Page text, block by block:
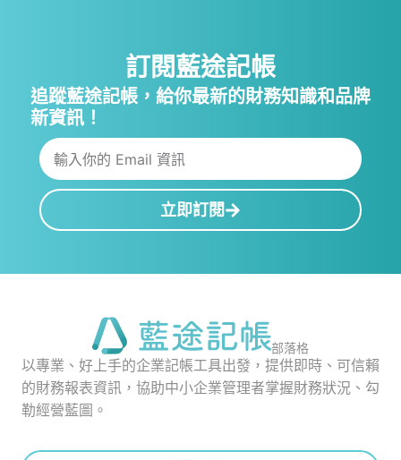
訂閱藍途記帳
追蹤藍途記帳，給你最新的財務知識和品牌
新資訊！
立即訂閱
部落格
以專業、好上手的企業記帳工具出發，提供即時、可信賴
的財務報表資訊，協助中小企業管理者掌握財務狀況、勾
勒經營藍圖。